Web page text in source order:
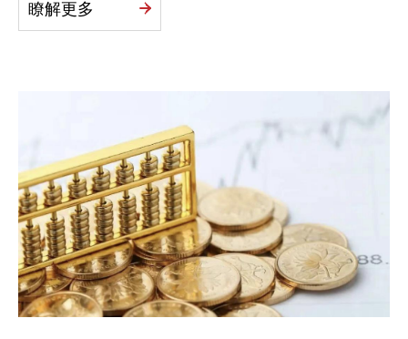
瞭解更多